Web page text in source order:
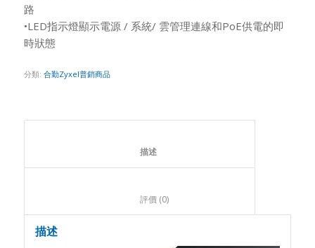
路
•LED指示燈顯示電源 / 系統/ 雲管理連線和PoE供電的即
時狀態
分類: 合勤Zyxel普銷商品
						描述
						評價 (0)
描述